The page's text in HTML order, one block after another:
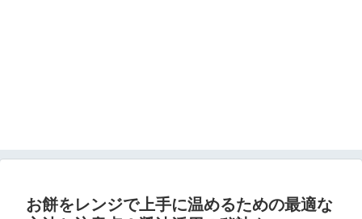
お餅をレンジで上手に温めるための最適な